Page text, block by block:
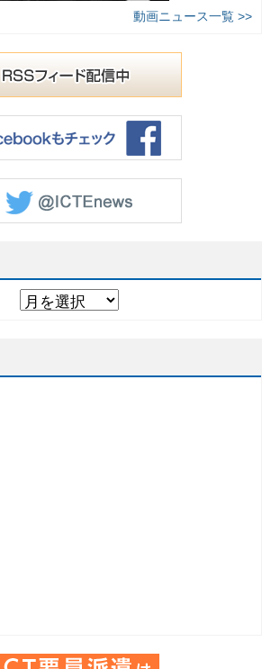
動画ニュース一覧 >>